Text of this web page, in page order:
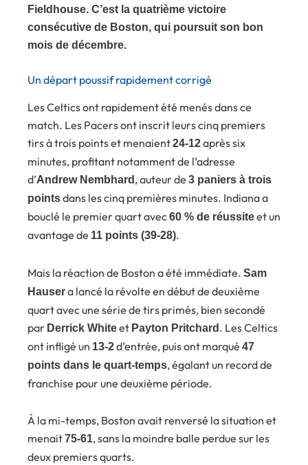
Fieldhouse. C’est la quatrième victoire
consécutive de Boston, qui poursuit son bon
mois de décembre.
Un départ poussif rapidement corrigé
Les Celtics ont rapidement été menés dans ce
match. Les Pacers ont inscrit leurs cinq premiers
tirs à trois points et menaient24-12après six
minutes, profitant notamment de l’adresse
d’Andrew Nembhard , auteur de 3 paniers à trois
pointsdans les cinq premières minutes. Indiana a
bouclé le premier quart avec60 % de réussiteet un
avantage de 11 points (39-28).
Mais la réaction de Boston a été immédiate. Sam
Hausera lancé la révolte en début de deuxième
quart avec une série de tirs primés, bien secondé
par Derrick Whiteet Payton Pritchard . Les Celtics
ont infligé un 13-2d’entrée, puis ont marqué 47
points dans le quart-temps, égalant un record de
franchise pour une deuxième période.
À la mi-temps, Boston avait renversé la situation et
menait75-61, sans la moindre balle perdue sur les
deux premiers quarts.